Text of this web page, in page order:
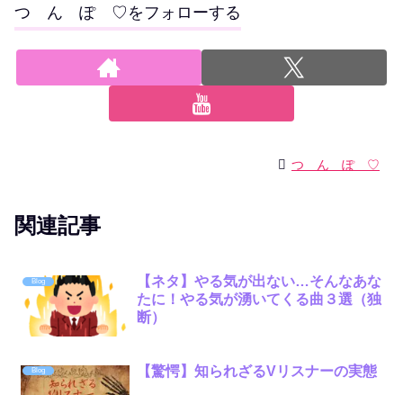
つ ん ぽ ♡をフォローする
つ ん ぽ ♡
関連記事
Blog
【ネタ】やる気が出ない…そんなあな
たに！やる気が湧いてくる曲３選（独
断）
Blog 【驚愕】知られざるVリスナーの実態